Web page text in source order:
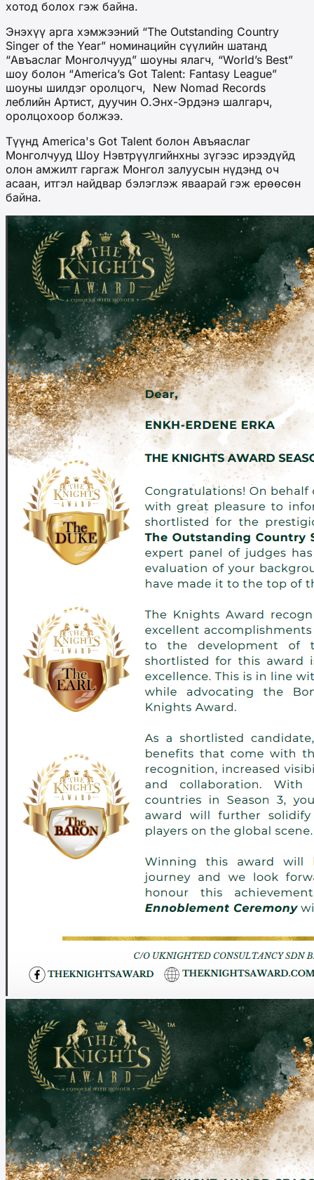
хотод болох гэж байна.
Энэхүү арга хэмжээний “The Outstanding Country
Singer of the Year” номинацийн сүүлийн шатанд
“Авъаслаг Монголчууд” шоуны ялагч, “World’s Best”
шоу болон “America’s Got Talent: Fantasy League”
шоуны шилдэг оролцогч, New Nomad Records
леблийн Артист, дуучин О.Энх-Эрдэнэ шалгарч,
оролцохоор болжээ.
Түүнд America's Got Talent болон Авъяаслаг
Монголчууд Шоу Нэвтрүүлгийнхны зүгээс ирээдүйд
олон амжилт гаргаж Монгол залуусын нүдэнд оч
асаан, итгэл найдвар бэлэглэж яваарай гэж ерөөсөн
байна.